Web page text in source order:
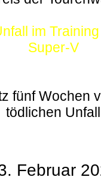
im
Super-V
fünf Wochen
tödlichen Unfall
Februar